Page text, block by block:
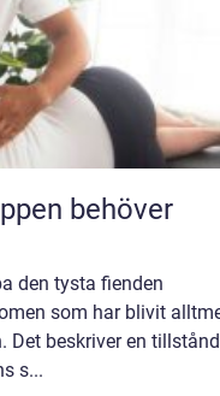
behöver
den tysta fienden
som har blivit
Det beskriver en
s...